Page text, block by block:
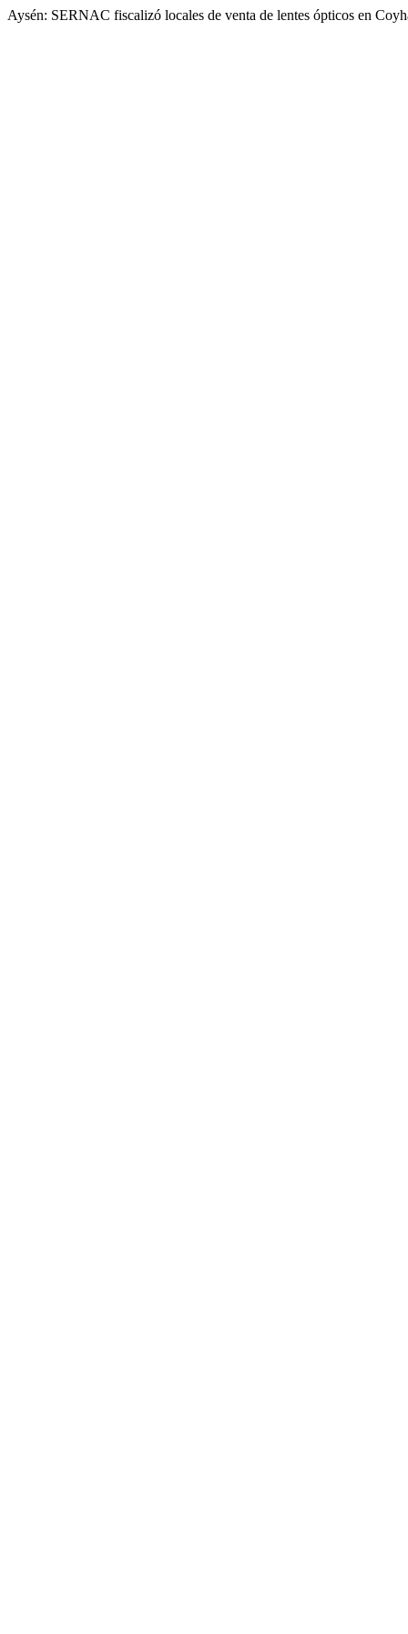
Aysén: SERNAC fiscalizó locales de venta de lentes ópticos en